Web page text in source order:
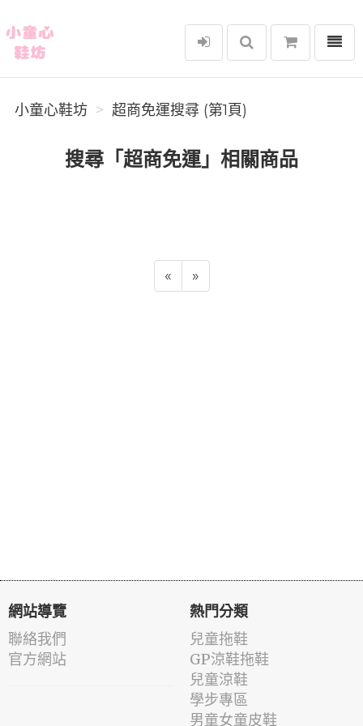
小童心鞋坊
選單
小童心鞋坊 超商免運搜尋 (第1頁)
搜尋「超商免運」相關商品
« »
網站導覽
聯絡我們
官方網站
熱門分類
兒童拖鞋
GP涼鞋拖鞋
兒童涼鞋
學步專區
男童女童皮鞋